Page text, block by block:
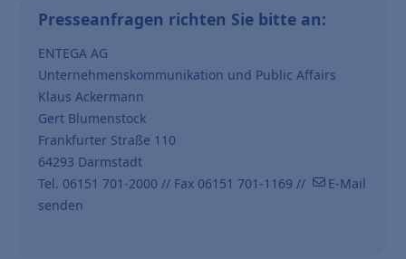
Presseanfragen richten Sie bitte an:
ENTEGA AG
Unternehmenskommunikation und Public Affairs
Klaus Ackermann
Gert Blumenstock
Frankfurter Straße 110
64293 Darmstadt
Tel. 06151 701-2000 // Fax 06151 701-1169 //
E-Mail
senden